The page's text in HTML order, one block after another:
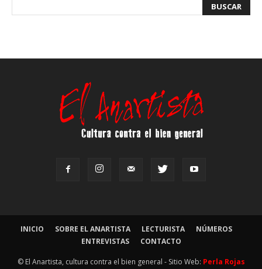
INICIO SOBRE EL ANARTISTA LECTURISTA
NÚMEROS
ENTREVISTAS
CONTACTO
© El Anartista, cultura contra el bien general - Sitio Web: Perla Rojas